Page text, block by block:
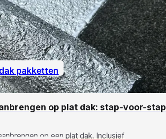
pakketten
op plat dak: stap-voor-stap
op een plat dak. Inclusief